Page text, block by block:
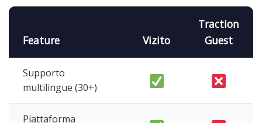
Feature Vizito
Traction
Guest
Supporto
multilingue (30+)
Piattaforma